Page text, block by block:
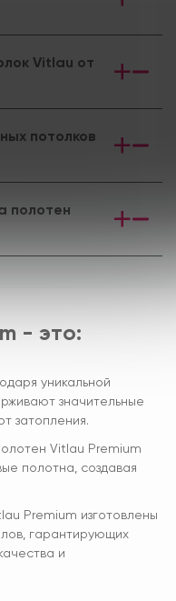
Vitlau от
потолков
полотен
- это:
уникальной
значительные
затопления.
Vitlau Premium
полотна, создавая
Premium изготовлены
гарантирующих
и